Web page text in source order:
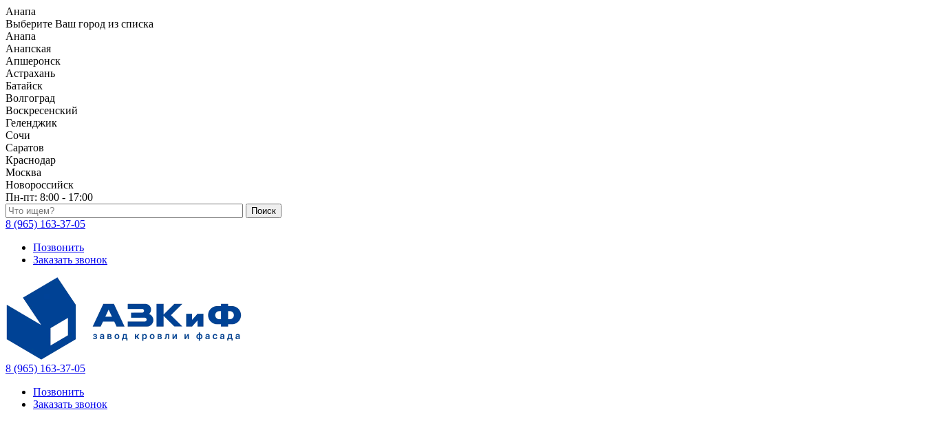
Анапа
Выберите Ваш город из списка
Анапа
Анапская
Апшеронск
Астрахань
Батайск
Волгоград
Воскресенский
Геленджик
Сочи
Саратов
Краснодар
Москва
Новороссийск
Пн-пт: 8:00 - 17:00
Поиск по каталогу
8 (965) 163-37-05
Позвонить
Заказать звонок
8 (965) 163-37-05
Позвонить
Заказать звонок